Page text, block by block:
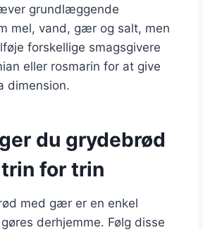
grundlæggende
mel, vand, gær og salt, men
forskellige smagsgivere
eller rosmarin for at give
dimension.
du grydebrød
for trin
med gær er en enkel
derhjemme. Følg disse